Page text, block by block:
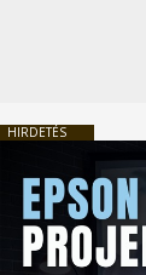
HIRDETÉS